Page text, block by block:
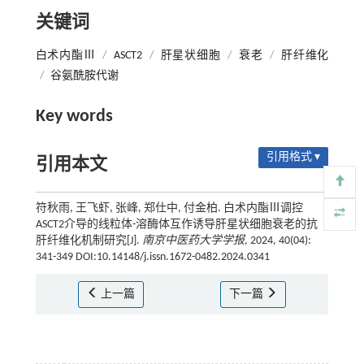
关键词
白术内酯Ⅲ / ASCT2 / 肝星状细胞 / 衰老 /
肝纤维化
/ 谷氨酰胺代谢
Key words
引用本文 引用格式 ▾
符秋雨, 王飞虾, 张峰, 郑仕中, 付金柏. 白术内酯Ⅲ调控
ASCT2介导的线粒体-溶酶体互作诱导肝星状细胞衰老的抗
肝纤维化机制研究[J]. 南京中医药大学学报, 2024, 40(04):
341-349 DOI:10.14148/j.issn.1672-0482.2024.0341
上一篇 下一篇